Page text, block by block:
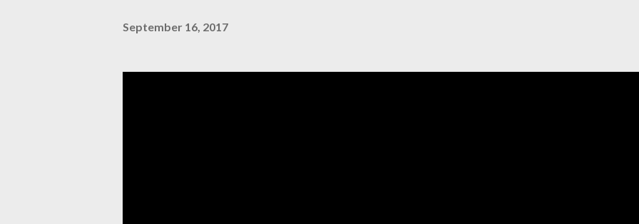
September 16, 2017